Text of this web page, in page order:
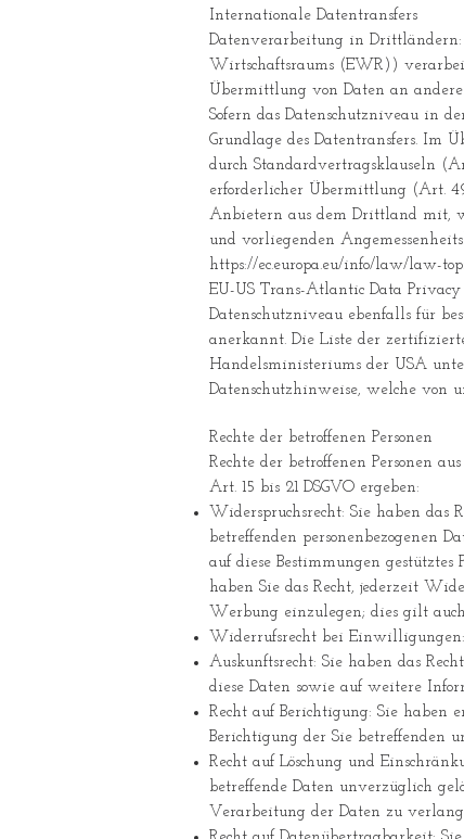
Internationale Datentransfers
Datenverarbeitung in Drittländern:
Wirtschaftsraums (EWR))
Übermittlung von Daten an
Sofern das Datenschutzniveau in
Grundlage des Datentransfers. Im
durch Standardvertragsklauseln
erforderlicher Übermittlung (Art.
Anbietern aus dem Drittland mit,
und vorliegenden
https://ec.europa.eu/info/law/law-
EU-US Trans-Atlantic Data
Datenschutzniveau ebenfalls für
anerkannt. Die Liste der
Handelsministeriums der USA
Datenschutzhinweise, welche von
Rechte der betroffenen Personen
Rechte der betroffenen Personen
Art. 15 bis 21 DSGVO ergeben:
Widerspruchsrecht: Sie haben das
betreffenden personenbezogenen
auf diese Bestimmungen
haben Sie das Recht, jederzeit
Werbung einzulegen; dies gilt
Widerrufsrecht bei
Auskunftsrecht: Sie haben das
diese Daten sowie auf weitere
Recht auf Berichtigung: Sie haben
Berichtigung der Sie betreffenden
Recht auf Löschung und
betreffende Daten unverzüglich
Verarbeitung der Daten zu